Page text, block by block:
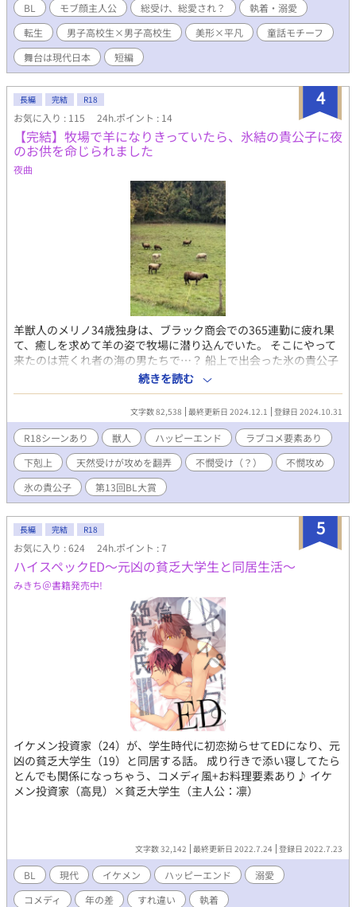
BL モブ顔主人公 総受け、総愛され？
執着・溺愛
転生
男子高校生×男子高校生 美形×平凡
童話モチーフ
舞台は現代日本
短編
4
長編 完結 R18
お気に入り : 115 24h.ポイント : 14
【完結】牧場で羊になりきっていたら、氷結の貴公子に夜
のお供を命じられました
夜曲
羊獣人のメリノ34歳独身は、ブラック商会での365連勤に疲れ果
て、癒しを求めて羊の姿で牧場に潜り込んでいた。 そこにやって
来たのは荒くれ者の海の男たちで…？ 船上で出会った氷の貴公子
は、思っていた以上の尊いお方で！？そこで得たお仕事は、なん
と羊花魁としての夜のお供…！！ メリノの運命やいかに！？ ※X
で呟いていた洋上での羊の扱いから発想を得たお話です #ラブコ
メ？ #羊の用途 #海の男 #溺愛 #不器用 #年上受け #獣
人 #ファンタジーBL #羊獣人 #軍人 #商会 #肉食獣人 #シリアス
多少ありのコメディ風 #第12回BL小説大賞 #第13回BL大賞 #
殿下 #王太子 #黒豹獣人 #健気受け #アホの子受け
続きを読む
文字数 82,538 最終更新日 2024.12.1 登録日 2024.10.31
R18シーンあり 獣人 ハッピーエンド
ラブコメ要素あり
下剋上
天然受けが攻めを翻弄 不憫受け（？）
不憫攻め
氷の貴公子
第13回BL大賞
5
長編 完結 R18
お気に入り : 624 24h.ポイント : 7
ハイスペックED～元凶の貧乏大学生と同居生活～
みきち＠書籍発売中!
イケメン投資家（24）が、学生時代に初恋拗らせてEDになり、元
凶の貧乏大学生（19）と同居する話。 成り行きで添い寝してたら
とんでも関係になっちゃう、コメディ風+お料理要素あり♪ イケ
メン投資家（高見）×貧乏大学生（主人公：凛）
文字数 32,142 最終更新日 2022.7.24 登録日 2022.7.23
BL 現代 イケメン ハッピーエンド
溺愛
コメディ
年の差 すれ違い 執着